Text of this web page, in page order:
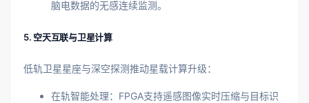
脑电数据的无感连续监测。
5. 空天互联与卫星计算
低轨卫星星座与深空探测推动星载计算升级：
在轨智能处理：FPGA支持遥感图像实时压缩与目标识